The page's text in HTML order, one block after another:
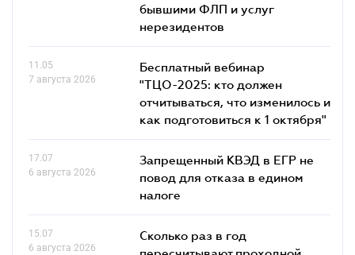
бывшими ФЛП и услуг
нерезидентов
11.05
7 августа 2026
Бесплатный вебинар
"ТЦО-2025: кто должен
отчитываться, что изменилось и
как подготовиться к 1 октября"
17.07
6 августа 2026
Запрещенный КВЭД в ЕГР не
повод для отказа в едином
налоге
15.07
6 августа 2026
Сколько раз в год